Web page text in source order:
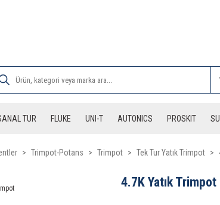
TUR FLUKE UNI-T AUTONICS PROSKIT
Trimpot-Potans Trimpot Tek Tur Yatık Trimpot
4.7K Yatık Trimpot